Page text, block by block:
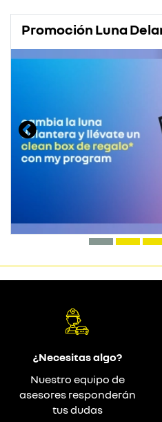
Promoción Luna
¿Necesitas algo?
Nuestro equipo de
asesores responderán
tus dudas